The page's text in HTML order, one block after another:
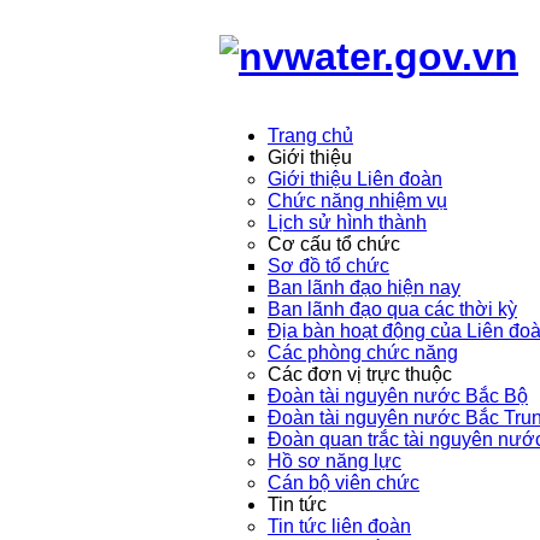
Trang chủ
Giới thiệu
Giới thiệu Liên đoàn
Chức năng nhiệm vụ
Lịch sử hình thành
Cơ cấu tổ chức
Sơ đồ tổ chức
Ban lãnh đạo hiện nay
Ban lãnh đạo qua các thời kỳ
Địa bàn hoạt động của Liên
Các phòng chức năng
Các đơn vị trực thuộc
Đoàn tài nguyên nước Bắc Bộ
Đoàn tài nguyên nước Bắc
Đoàn quan trắc tài nguyên
Hồ sơ năng lực
Cán bộ viên chức
Tin tức
Tin tức liên đoàn